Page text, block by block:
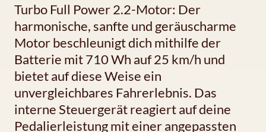
Turbo Full Power 2.2-Motor: Der
harmonische, sanfte und geräuscharme
Motor beschleunigt dich mithilfe der
Batterie mit 710 Wh auf 25 km/h und
bietet auf diese Weise ein
unvergleichbares Fahrerlebnis. Das
interne Steuergerät reagiert auf deine
Pedalierleistung mit einer angepassten